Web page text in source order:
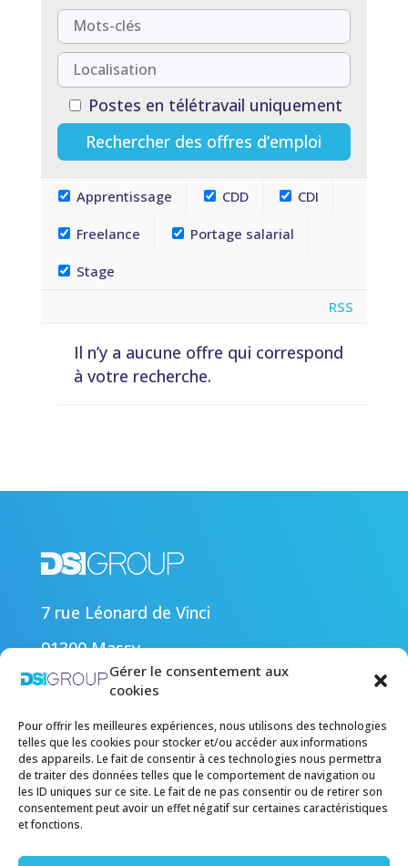
Gérer le consentement aux
cookies
Pour offrir les meilleures expériences, nous utilisons des technologies
telles que les cookies pour stocker et/ou accéder aux informations
des appareils. Le fait de consentir à ces technologies nous permettra
de traiter des données telles que le comportement de navigation ou
les ID uniques sur ce site. Le fait de ne pas consentir ou de retirer son
consentement peut avoir un effet négatif sur certaines caractéristiques
et fonctions.
Postes en télétravail uniquement
Apprentissage CDD CDI
Freelance Portage salarial
Stage
RSS
Il n’y a aucune offre qui correspond
à votre recherche.
7 rue Léonard de Vinci
91300 Massy
Nos références
Nos actualités
Carrière
Nous contacter